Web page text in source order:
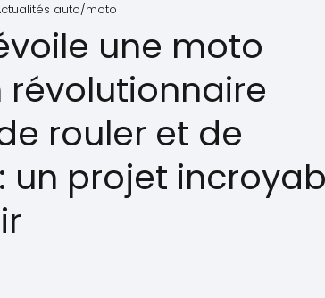
auto/moto
une moto
révolutionnaire
rouler et de
un projet